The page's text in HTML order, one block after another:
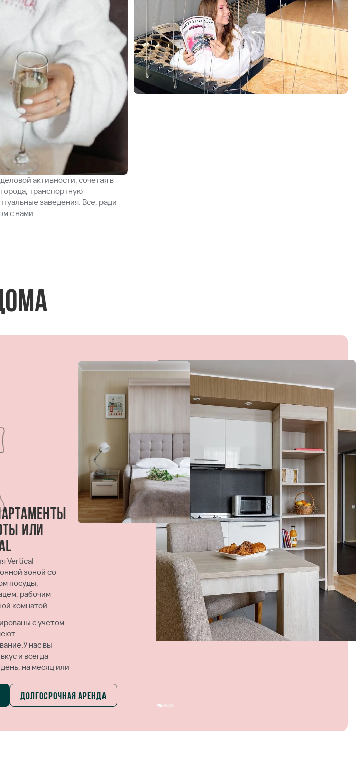
активности, сочетая в
транспортную
заведения. Все, ради
с нами.
или
Vertical
зоной со
посуды,
рабочим
комнатой.
с учетом
нас вы
и всегда
на месяц или
Долгосрочная аренда